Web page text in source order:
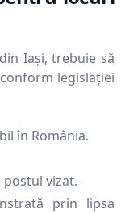
Iaşi, trebuie să
legislației
în România.
vizat.
prin lipsa